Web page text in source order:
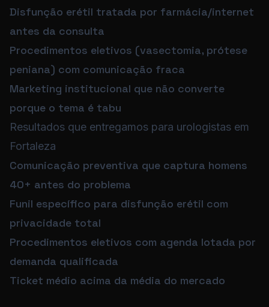
Disfunção erétil tratada por farmácia/internet
antes da consulta
Procedimentos eletivos (vasectomia, prótese
peniana) com comunicação fraca
Marketing institucional que não converte
porque o tema é tabu
Resultados que entregamos para urologistas em
Fortaleza
Comunicação preventiva que captura homens
40+ antes do problema
Funil específico para disfunção erétil com
privacidade total
Procedimentos eletivos com agenda lotada por
demanda qualificada
Ticket médio acima da média do mercado